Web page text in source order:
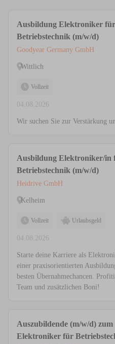
Ausbildung Elektroniker für
Betriebstechnik (m/w/d)
Goodyear Germany GmbH
Wittlich
Vollzeit
04.08.2026
Wir suchen Sie zur Verstärkung
Ausbildung Elektroniker/in
Betriebstechnik (m/w/d)
Heidrive GmbH
Kelheim
Vollzeit Urlaubsgeld
04.08.2026
Starte deine Karriere als
einer praxisorientierten
besten Übernahmechancen.
Team und zusätzlichen Boni!
Auszubildende (m/w/d) zum
Elektroniker für